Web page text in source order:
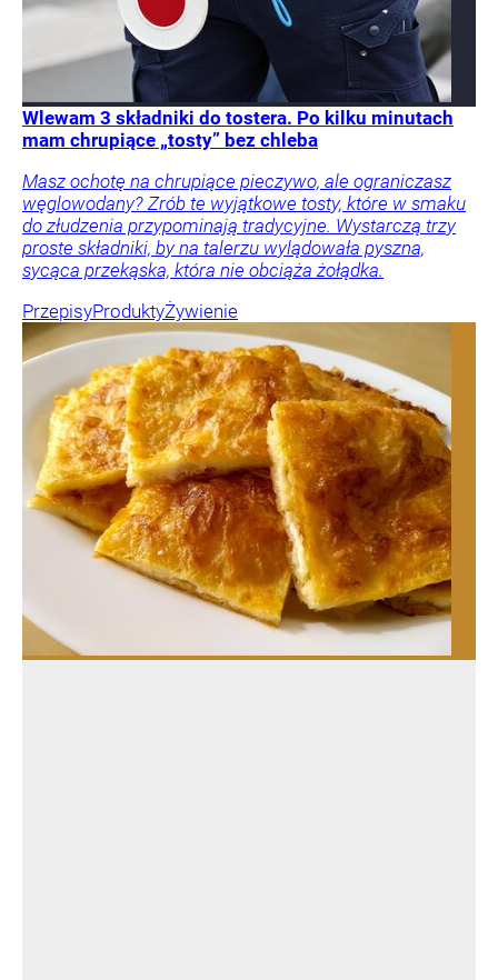
Wlewam 3 składniki do tostera. Po kilku minutach
mam chrupiące „tosty” bez chleba
Masz ochotę na chrupiące pieczywo, ale ograniczasz
węglowodany? Zrób te wyjątkowe tosty, które w smaku
do złudzenia przypominają tradycyjne. Wystarczą trzy
proste składniki, by na talerzu wylądowała pyszna,
sycąca przekąska, która nie obciąża żołądka.
PrzepisyProduktyŻywienie